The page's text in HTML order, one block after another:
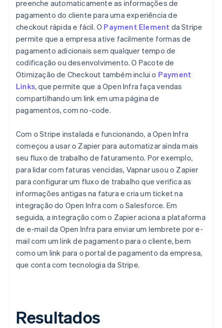
preenche automaticamente as informações de
pagamento do cliente para uma experiência de
checkout rápida e fácil. O Payment Element da Stripe
permite que a empresa ative facilmente formas de
pagamento adicionais sem qualquer tempo de
codificação ou desenvolvimento. O Pacote de
Otimização de Checkout também inclui o Payment
Links, que permite que a Open Infra faça vendas
compartilhando um link em uma página de
pagamentos, com no-code.
Com o Stripe instalada e funcionando, a Open Infra
começou a usar o Zapier para automatizar ainda mais
seu fluxo de trabalho de faturamento. Por exemplo,
para lidar com faturas vencidas, Vapnar usou o Zapier
para configurar um fluxo de trabalho que verifica as
informações antigas na fatura e cria um ticket na
integração do Open Infra com o Salesforce. Em
seguida, a integração com o Zapier aciona a plataforma
de e-mail da Open Infra para enviar um lembrete por e-
mail com um link de pagamento para o cliente, bem
como um link para o portal de pagamento da empresa,
que conta com tecnologia da Stripe.
Resultados